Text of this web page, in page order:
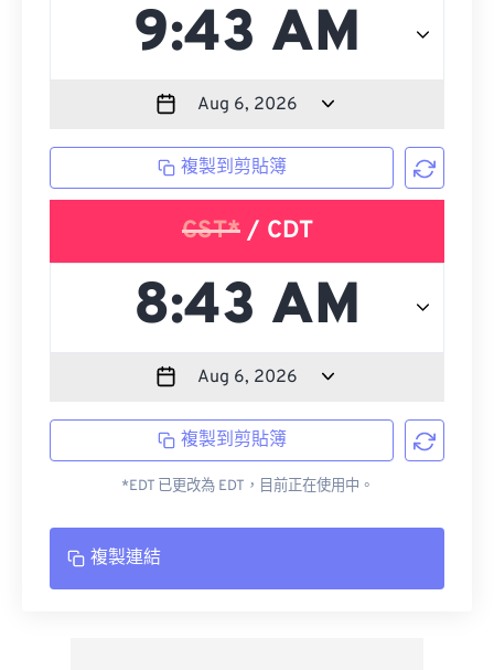
複製到剪貼簿
CST*/ CDT
複製到剪貼簿
*EDT 已更改為 EDT，目前正在使用中。
複製連結